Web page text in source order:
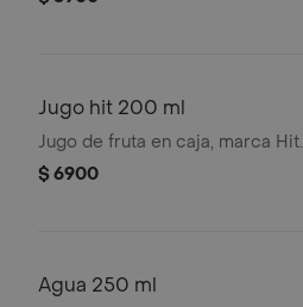
Jugo hit 200 ml
Jugo de fruta en caja, marca Hit.
$ 6900
Agua 250 ml